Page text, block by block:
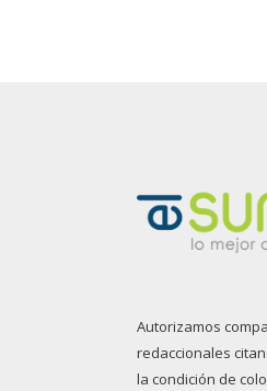
Autorizamos
redaccionales
la condición de